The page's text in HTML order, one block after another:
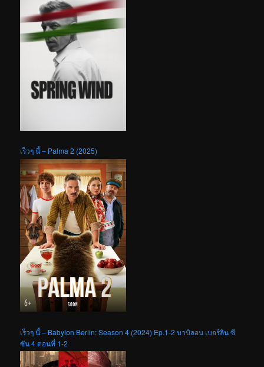
เร็วๆ นี้ – Palma 2 (2025)
เร็วๆ นี้ – Babylon Berlin: Season 4 (2024) Ep.1-2 บาบิลอน เบอร์ลิน ซี
ซัน 4 ตอนที่ 1-2